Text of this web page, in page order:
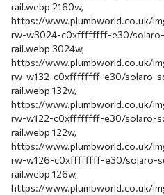
rail.webp 2160w,
https://www.plumbworld.co.uk/
rw-w3024-c0xffffffff-e30/
rail.webp 3024w,
https://www.plumbworld.co.uk/
rw-w132-c0xffffffff-e30/solaro-
rail.webp 132w,
https://www.plumbworld.co.uk/
rw-w122-c0xffffffff-e30/solaro-
rail.webp 122w,
https://www.plumbworld.co.uk/
rw-w126-c0xffffffff-e30/solaro-
rail.webp 126w,
https://www.plumbworld.co.uk/